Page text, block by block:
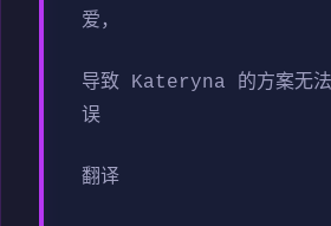
爱，
导致 Kateryna 的方案无法
误
翻译